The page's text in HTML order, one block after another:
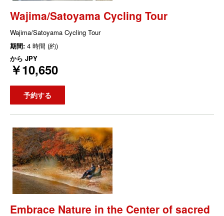
Wajima/Satoyama Cycling Tour
Wajima/Satoyama Cycling Tour
期間: 4 時間 (約)
から JPY
￥10,650
予約する
Embrace Nature in the Center of sacred